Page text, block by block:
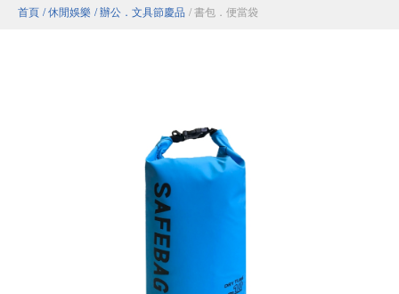
首頁 / 休閒娛樂 / 辦公．文具節慶品 / 書包．便當袋